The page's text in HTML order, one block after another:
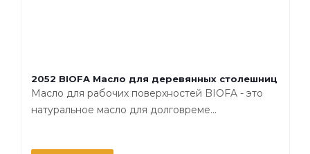
2052 BIOFA Масло для деревянных столешниц
Масло для рабочих поверхностей BIOFA - это
натуральное масло для долговреме...